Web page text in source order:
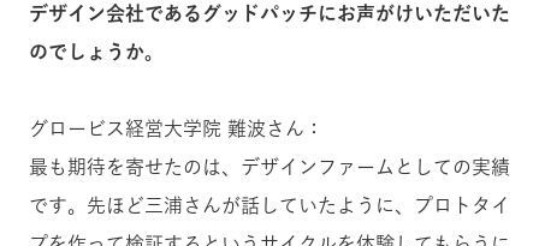
デザイン会社であるグッドパッチにお声がけいただいた
のでしょうか。
グロービス経営大学院 難波さん：
最も期待を寄せたのは、デザインファームとしての実績
です。先ほど三浦さんが話していたように、プロトタイ